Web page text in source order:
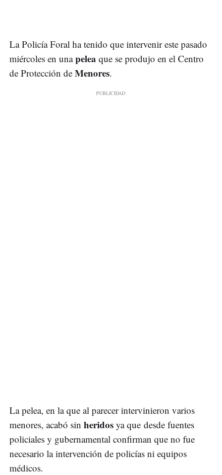
La Policía Foral ha tenido que intervenir este pasado
miércoles en unapelea que se produjo en el Centro
de Protección de Menores.
La pelea, en la que al parecer intervinieron varios
menores, acabó sin heridos ya que desde fuentes
policiales y gubernamental confirman que no fue
necesario la intervención de policías ni equipos
médicos.